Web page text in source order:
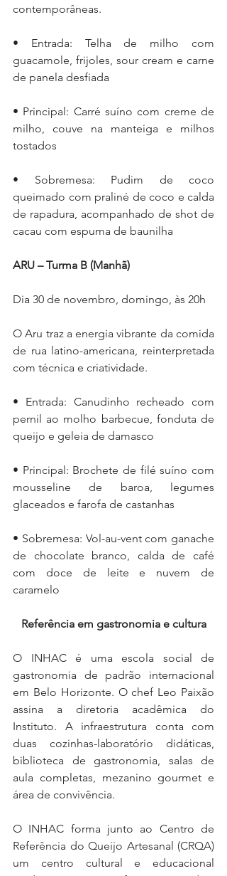
contemporâneas.
• Entrada: Telha de milho com
guacamole, frijoles, sour cream e carne
de panela desfiada
• Principal: Carré suíno com creme de
milho, couve na manteiga e milhos
tostados
• Sobremesa: Pudim de coco
queimado com praliné de coco e calda
de rapadura, acompanhado de shot de
cacau com espuma de baunilha
ARU – Turma B (Manhã)
Dia 30 de novembro, domingo, às 20h
O Aru traz a energia vibrante da comida
de rua latino-americana, reinterpretada
com técnica e criatividade.
• Entrada: Canudinho recheado com
pernil ao molho barbecue, fonduta de
queijo e geleia de damasco
• Principal: Brochete de filé suíno com
mousseline de baroa, legumes
glaceados e farofa de castanhas
• Sobremesa: Vol-au-vent com ganache
de chocolate branco, calda de café
com doce de leite e nuvem de
caramelo
Referência em gastronomia e cultura
O INHAC é uma escola social de
gastronomia de padrão internacional
em Belo Horizonte. O chef Leo Paixão
assina a diretoria acadêmica do
Instituto. A infraestrutura conta com
duas cozinhas-laboratório didáticas,
biblioteca de gastronomia, salas de
aula completas, mezanino gourmet e
área de convivência.
O INHAC forma junto ao Centro de
Referência do Queijo Artesanal (CRQA)
um centro cultural e educacional